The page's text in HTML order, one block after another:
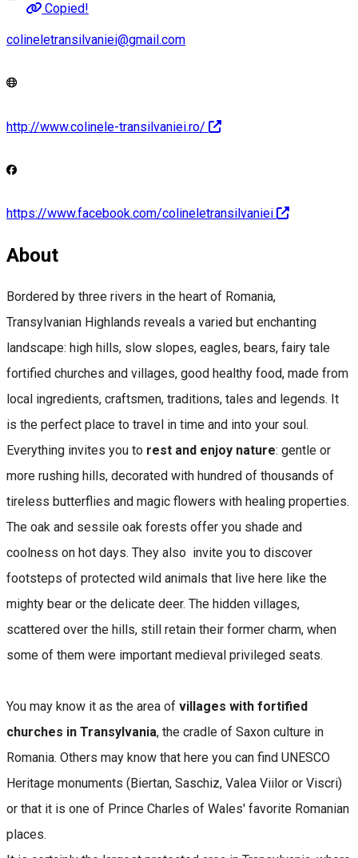
Copied!
colineletransilvaniei@gmail.com
http://www.colinele-transilvaniei.ro/
https://www.facebook.com/colineletransilvaniei
About
Bordered by three rivers in the heart of Romania,
Transylvanian Highlands reveals a varied but enchanting
landscape: high hills, slow slopes, eagles, bears, fairy tale
fortified churches and villages, good healthy food, made from
local ingredients, craftsmen, traditions, tales and legends. It
is the perfect place to travel in time and into your soul.
Everything invites you to rest and enjoy nature: gentle or
more rushing hills, decorated with hundred of thousands of
tireless butterflies and magic flowers with healing properties.
The oak and sessile oak forests offer you shade and
coolness on hot days. They also invite you to discover
footsteps of protected wild animals that live here like the
mighty bear or the delicate deer. The hidden villages,
scattered over the hills, still retain their former charm, when
some of them were important medieval privileged seats.
You may know it as the area of ​​ villages with fortified
churches in Transylvania, the cradle of Saxon culture in
Romania. Others may know that here you can find UNESCO
Heritage monuments (Biertan, Saschiz, Valea Viilor or Viscri)
or that it is one of Prince Charles of Wales' favorite Romanian
places.